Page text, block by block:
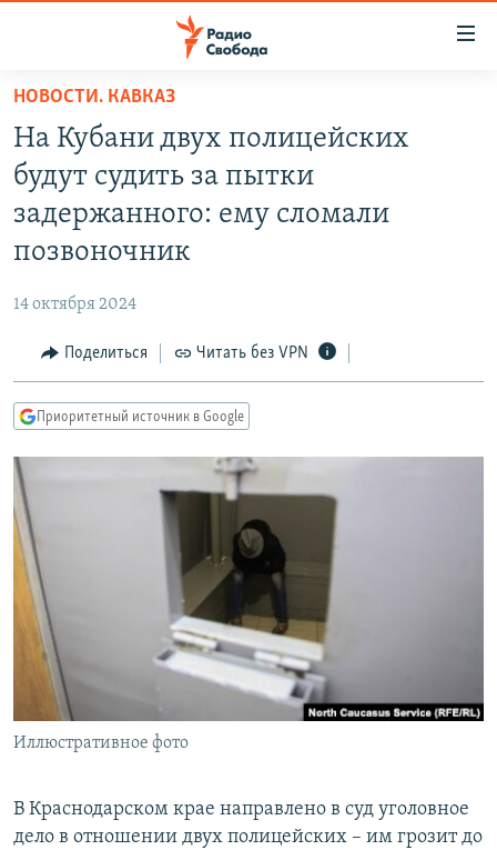
упрощенного
доступа
Вернуться
основному
содержанию
навигации
Вернутся
ПРОГРАММЫ
ПОДКАСТЫ
АВТОРСКИЕ ПРОЕКТЫ
КУЛЬТУРА
IDEL.РЕАЛИИ
КАВКАЗ.РЕАЛИИ
СИБИРЬ.РЕАЛИИ
РАСПИСАНИЕ ВЕЩАНИЯ
ПОДПИШИТЕСЬ НА РАССЫЛКУ
СОЦИАЛЬНЫЕ СЕТИ
НОВОСТИ. КАВКАЗ
На Кубани двух полицейских
будут судить за пытки
задержанного: ему сломали
позвоночник
14 октября 2024
Поделиться Читать без VPN
Приоритетный источник в Google
Иллюстративное фото
В Краснодарском крае направлено в суд уголовное
дело в отношении двух полицейских – им грозит до